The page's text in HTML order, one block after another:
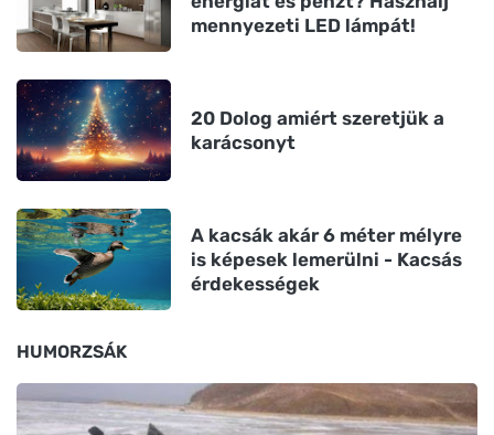
mennyezeti LED lámpát!
20 Dolog amiért szeretjük a
karácsonyt
A kacsák akár 6 méter mélyre
is képesek lemerülni - Kacsás
érdekességek
HUMORZSÁK